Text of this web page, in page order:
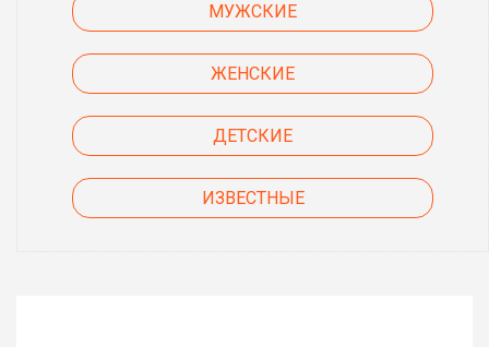
МУЖСКИЕ
ЖЕНСКИЕ
ДЕТСКИЕ
ИЗВЕСТНЫЕ